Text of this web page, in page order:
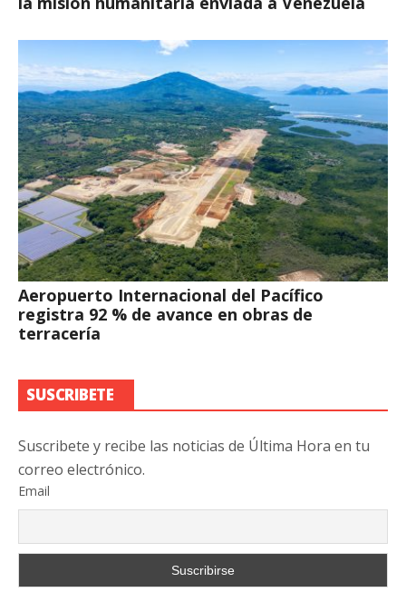
Aeropuerto Internacional del Pacífico
registra 92 % de avance en obras de
terracería
SUSCRIBETE
Suscribete y recibe las noticias de Última Hora en tu
correo electrónico.
Email